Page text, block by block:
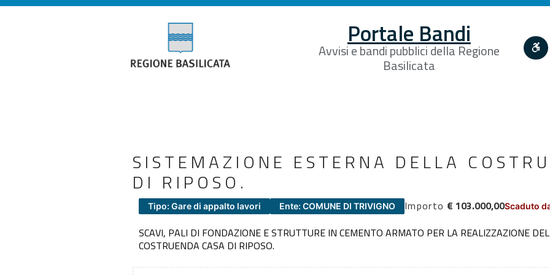
Portale Bandi
Avvisi e bandi pubblici della Regione
Basilicata
SISTEMAZIONE ESTERNA DELLA
DI RIPOSO.
Tipo: Gare di appalto lavori Ente: COMUNE DI TRIVIGNO Importo € 103.000,00Scaduto
SCAVI, PALI DI FONDAZIONE E STRUTTURE IN CEMENTO ARMATO PER LA REALIZZAZIONE
COSTRUENDA CASA DI RIPOSO.